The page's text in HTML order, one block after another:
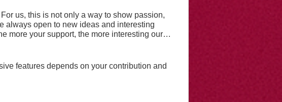
us, this is not only a way to show passion,
always open to new ideas and interesting
more your support, the more interesting our
features depends on your contribution and